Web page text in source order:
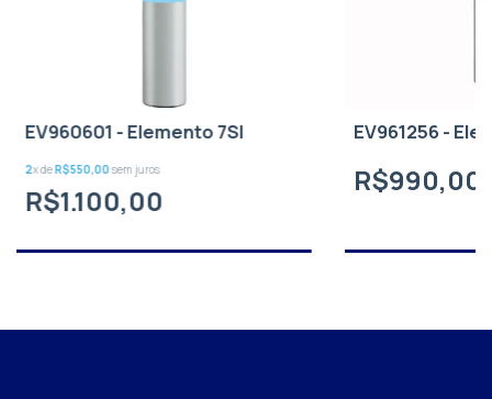
EV960601 - Elemento 7SI
2x deR$550,00sem juros
R$1.100,00
EV961256 -
R$990,00